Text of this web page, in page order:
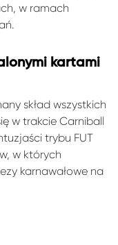
w ramach
kartami
skład wszystkich
w trakcie Carniball
trybu FUT
w których
karnawałowe na